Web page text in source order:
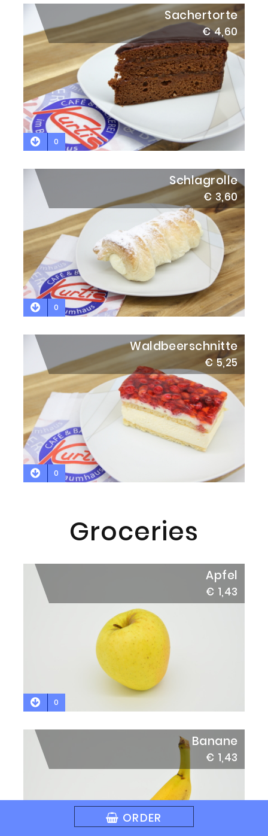
Sachertorte
€ 4,60
0
Schlagrolle
€ 3,60
0
Waldbeerschnitte
€ 5,25
0
Groceries
Apfel
€ 1,43
0
Banane
€ 1,43
ORDER